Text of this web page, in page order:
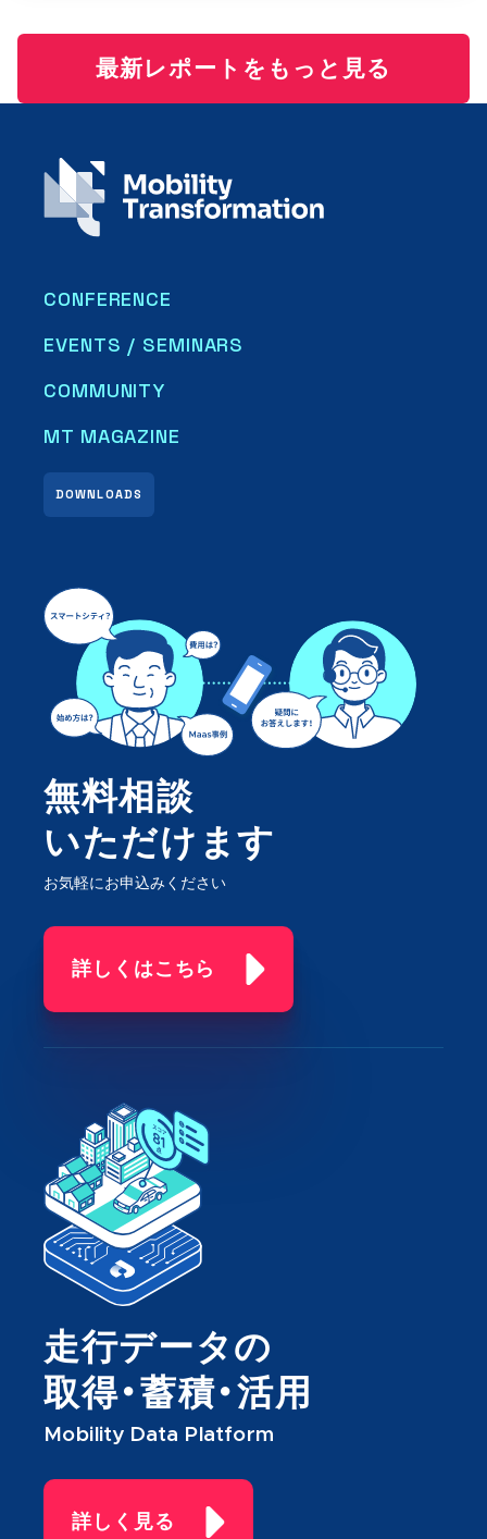
最新レポートをもっと見る
CONFERENCE
EVENTS / SEMINARS
COMMUNITY
DOWNLOADS
MT MAGAZINE
無料相談
いただけます
お気軽にお申込みください
詳しくはこちら
走行データの
取得・蓄積・活用
Mobility Data Platform
詳しく見る